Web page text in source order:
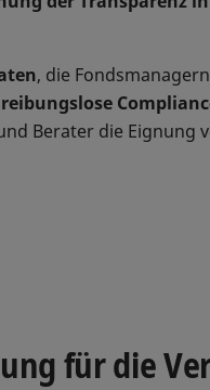
, die
Berater die Eignung
für die